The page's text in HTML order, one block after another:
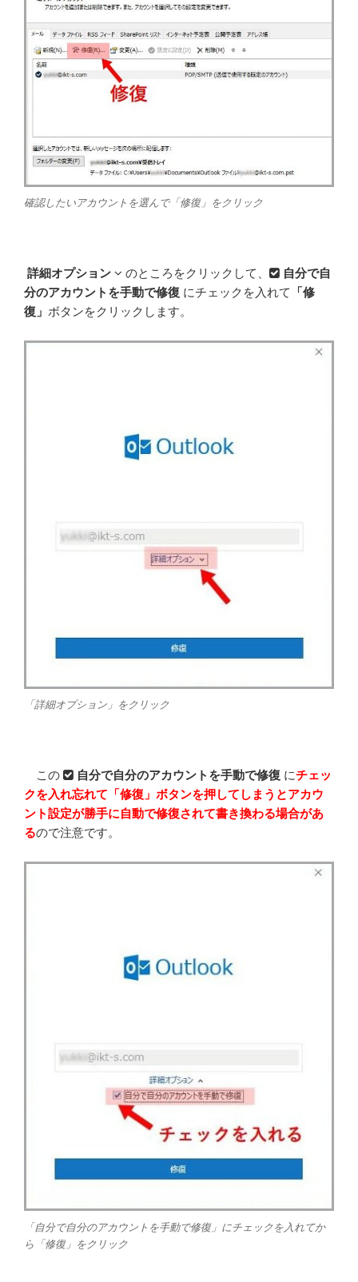
確認したいアカウントを選んで「修復」をクリック
詳細オプション のところをクリックして、
自分で自
分のアカウントを手動で修復 にチェックを入れて
「修
復」 ボタンをクリックします。
「詳細オプション」をクリック
この 自分で自分のアカウントを手動で修復 にチェッ
クを入れ忘れて「修復」ボタンを押してしまうとアカウ
ント設定が勝手に自動で修復されて書き換わる場合があ
るので注意です。
「自分で自分のアカウントを手動で修復」にチェックを入れてか
ら「修復」をクリック